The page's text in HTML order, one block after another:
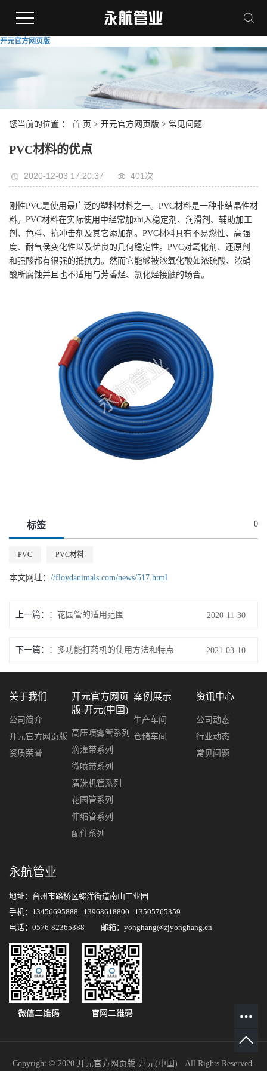
开元官方网页版
您当前的位置 ： 首 页 > 开元官方网页版 > 常见问题
PVC材料的优点
2020-12-03 17:20:37 401次
刚性PVC是使用最广泛的塑料材料之一。PVC材料是一种非结晶性材
料。PVC材料在实际使用中经常加zhi入稳定剂、润滑剂、辅助加工
剂、色料、抗冲击剂及其它添加剂。PVC材料具有不易燃性、高强
度、耐气侯变化性以及优良的几何稳定性。PVC对氧化剂、还原剂
和强酸都有很强的抵抗力。然而它能够被浓氧化酸如浓硫酸、浓硝
酸所腐蚀并且也不适用与芳香烃、氯化烃接触的场合。
标签 0
PVC PVC材料
本文网址： //floydanimals.com/news/517.html
上一篇： 花园管的适用范围 2020-11-30
下一篇： 多功能打药机的使用方法和特点 2021-03-10
关于我们
公司简介
开元官方网页版
资质荣誉
开元官方网页
版-开元(中国)
高压喷雾管系列
滴灌带系列
微喷带系列
清洗机管系列
花园管系列
伸缩管系列
配件系列
案例展示
生产车间
仓储车间
资讯中心
公司动态
行业动态
常见问题
永航管业
地址：台州市路桥区螺洋街道南山工业园
手机：13456695888 13968618800 13505765359
电话：0576-82365388 邮箱：yonghang@zjyonghang.cn
Copyright © 2020 开元官方网页版-开元(中国) All Rights Reserved.